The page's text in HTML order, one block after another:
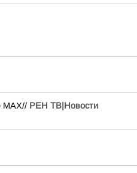
МАХ// РЕН ТВ|Новости